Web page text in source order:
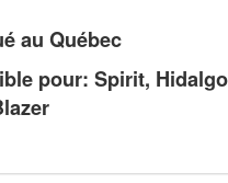
au Québec
pour: Spirit,